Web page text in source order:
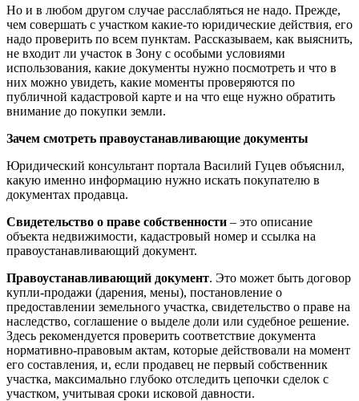
Но и в любом другом случае расслабляться не надо. Прежде,
чем совершать с участком какие-то юридические действия, его
надо проверить по всем пунктам. Рассказываем, как выяснить,
не входит ли участок в Зону с особыми условиями
использования, какие документы нужно посмотреть и что в
них можно увидеть, какие моменты проверяются по
публичной кадастровой карте и на что еще нужно обратить
внимание до покупки земли.
Зачем смотреть правоустанавливающие документы
Юридический консультант портала Василий Гуцев объяснил,
какую именно информацию нужно искать покупателю в
документах продавца.
Свидетельство о праве собственности – это описание
объекта недвижимости, кадастровый номер и ссылка на
правоустанавливающий документ.
Правоустанавливающий документ. Это может быть договор
купли-продажи (дарения, мены), постановление о
предоставлении земельного участка, свидетельство о праве на
наследство, соглашение о выделе доли или судебное решение.
Здесь рекомендуется проверить соответствие документа
нормативно-правовым актам, которые действовали на момент
его составления, и, если продавец не первый собственник
участка, максимально глубоко отследить цепочки сделок с
участком, учитывая сроки исковой давности.